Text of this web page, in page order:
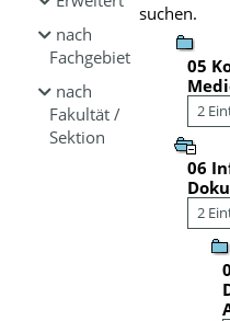
nach
Fachgebiet
nach
Fakultät /
Sektion
suchen.
05
2
06
2